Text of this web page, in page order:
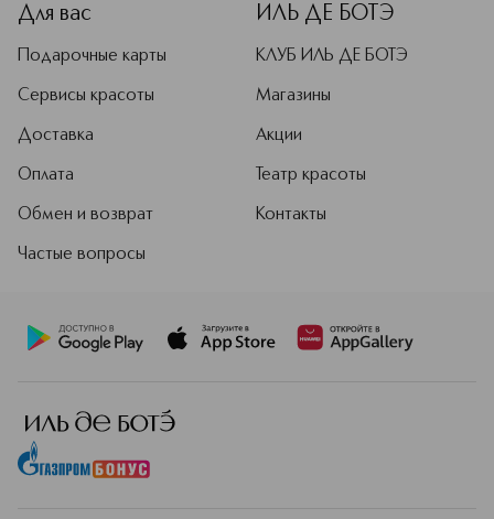
Для вас
Подарочные карты
Сервисы красоты
Доставка
Оплата
Обмен и возврат
Частые вопросы
ИЛЬ ДЕ БОТЭ
КЛУБ ИЛЬ ДЕ БОТЭ
Магазины
Акции
Театр красоты
Контакты